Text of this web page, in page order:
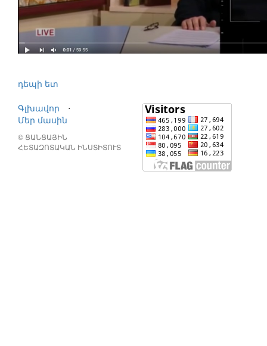
դեպի ետ
Գլխավոր
⋅
Մեր մասին
© ՑԱՆՑԱՅԻՆ
ՀԵՏԱԶՈՏԱԿԱՆ ԻՆՍՏԻՏՈՒՏ